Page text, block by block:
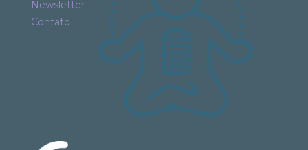
Newsletter
Contato